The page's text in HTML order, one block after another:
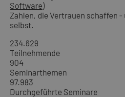
Software)
Zahlen, die Vertrauen schaffen -
selbst.
234.629
Teilnehmende
904
Seminarthemen
97.983
Durchgeführte Seminare